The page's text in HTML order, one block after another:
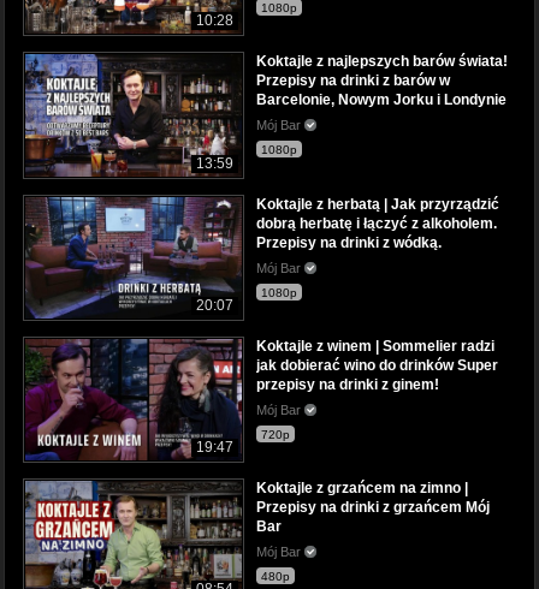
10:28
1080p
13:59
Koktajle z najlepszych barów świata!
Przepisy na drinki z barów w
Barcelonie, Nowym Jorku i Londynie
Mój Bar
1080p
20:07
Koktajle z herbatą | Jak przyrządzić
dobrą herbatę i łączyć z alkoholem.
Przepisy na drinki z wódką.
Mój Bar
1080p
19:47
Koktajle z winem | Sommelier radzi
jak dobierać wino do drinków Super
przepisy na drinki z ginem!
Mój Bar
720p
Koktajle z grzańcem na zimno |
Przepisy na drinki z grzańcem Mój
Bar
Mój Bar
480p